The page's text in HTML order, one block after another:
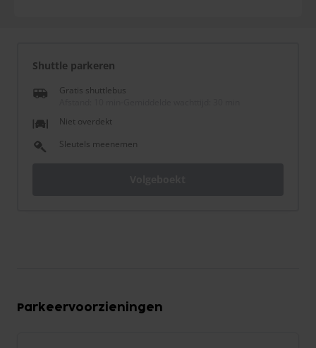
Shuttle parkeren
Gratis shuttlebus
Niet overdekt
Sleutels meenemen
Parkeervoorzieningen